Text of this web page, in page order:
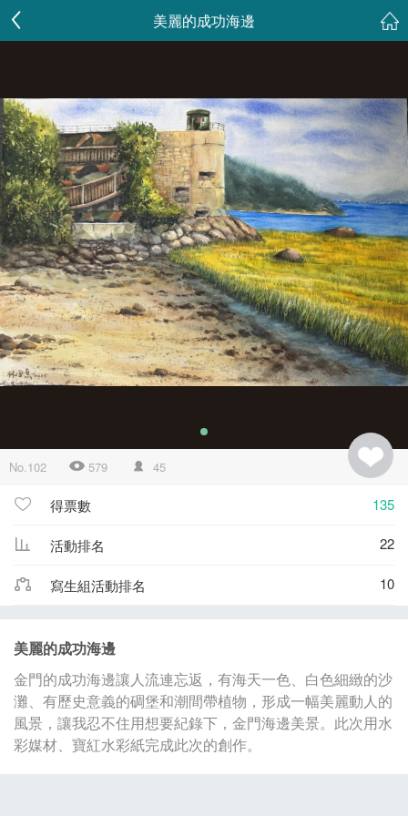
美麗的成功海邊
No.102 579 45
得票數 135
活動排名 22
寫生組活動排名 10
美麗的成功海邊
金門的成功海邊讓人流連忘返，有海天一色、白色細緻的沙
灘、有歷史意義的碉堡和潮間帶植物，形成一幅美麗動人的
風景，讓我忍不住用想要紀錄下，金門海邊美景。此次用水
彩媒材、寶紅水彩紙完成此次的創作。